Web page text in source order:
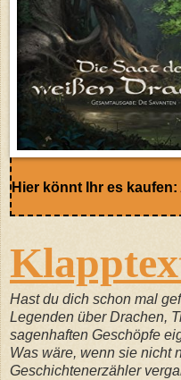
Hier könnt Ihr es kaufen:
Hast du dich schon mal
Legenden über Drachen,
sagenhaften Geschöpfe
Was wäre, wenn sie nicht
Geschichtenerzähler